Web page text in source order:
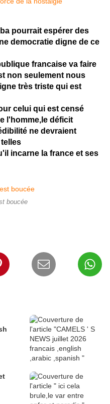
pourrait espérer des
democratie digne de ce
francaise va faire
non seulement nous
très triste qui est
celui qui est censé
l'homme,le déficit
ne devraient
incarne la france et ses
boucée